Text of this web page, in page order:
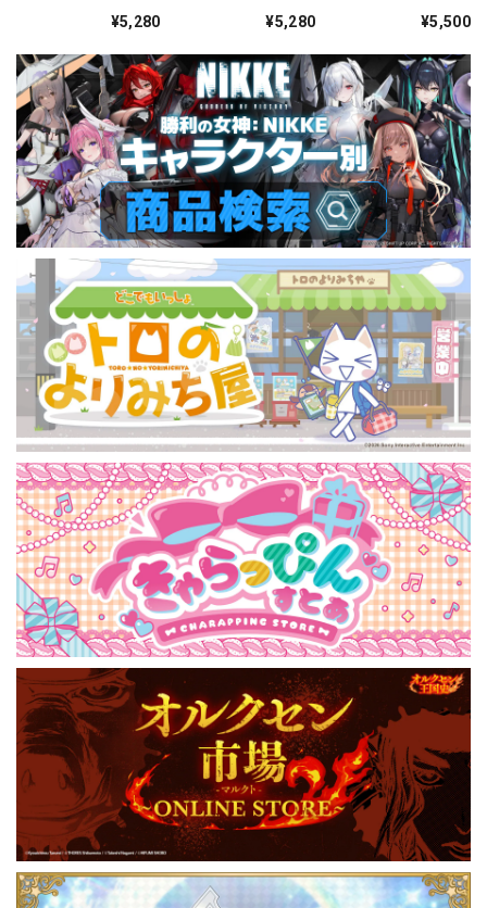
¥5,280 ¥5,280
ジ Vol.9 BOX 全10種
¥5,500